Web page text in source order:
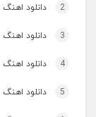
2 دانلود
3 دانلود اهنگ برنو
4 دانلود
5 دانلود اهنگ